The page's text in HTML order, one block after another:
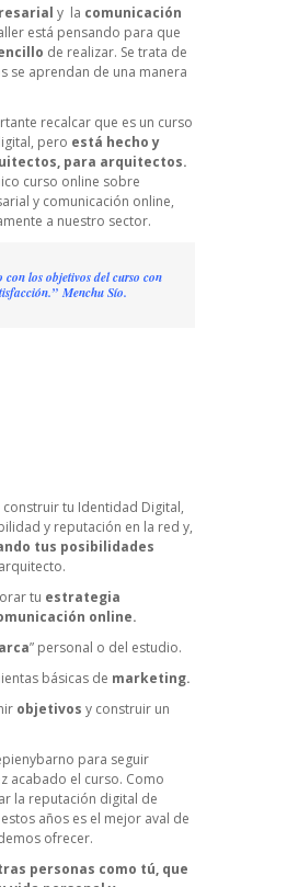
y la comunicación
está pensando para que
de realizar. Se trata de
se aprendan de una manera
recalcar que es un curso
pero está hecho y
para arquitectos.
curso online sobre
y comunicación online,
a nuestro sector.
los objetivos del curso con
Menchu Sío.
construir tu Identidad Digital,
y reputación en la red y,
tus posibilidades
tu estrategia
online.
” personal o del estudio.
básicas de marketing.
objetivos y construir un
para seguir
acabado el curso. Como
la reputación digital de
años es el mejor aval de
ofrecer.
personas como tú, que